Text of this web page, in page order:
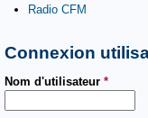
Radio CFM
Connexion
Nom d'utilisateur *